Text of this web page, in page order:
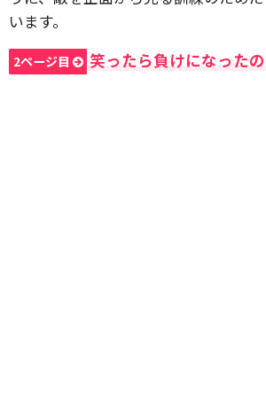
います。
2ページ目 笑ったら負けになった